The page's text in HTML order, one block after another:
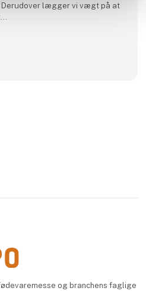
lægger vi vægt på at
i deres produktion
til at formidle lokale forhold
og branchens faglige